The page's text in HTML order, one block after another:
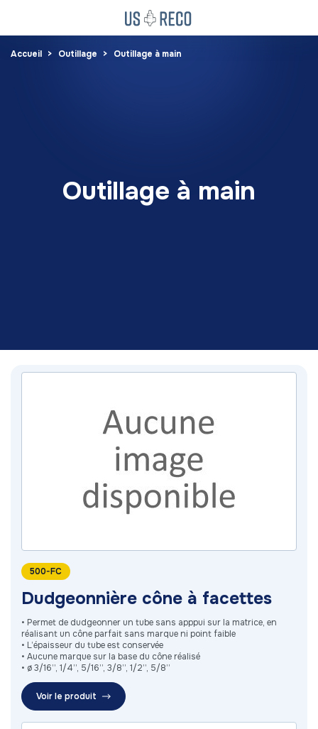
Accueil Outillage Outillage à main
Outillage à main
500-FC
Dudgeonnière cône à facettes
• Permet de dudgeonner un tube sans apppui sur la matrice, en
réalisant un cône parfait sans marque ni point faible
• L’épaisseur du tube est conservée
• Aucune marque sur la base du cône réalisé
• ø 3/16’’, 1/4’’, 5/16’’, 3/8’’, 1/2’’, 5/8’’
Voir le produit